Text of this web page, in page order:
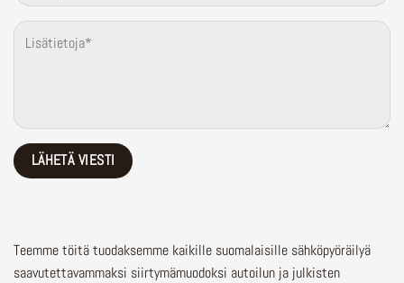
Teemme töitä tuodaksemme kaikille suomalaisille sähköpyöräilyä
saavutettavammaksi siirtymämuodoksi autoilun ja julkisten